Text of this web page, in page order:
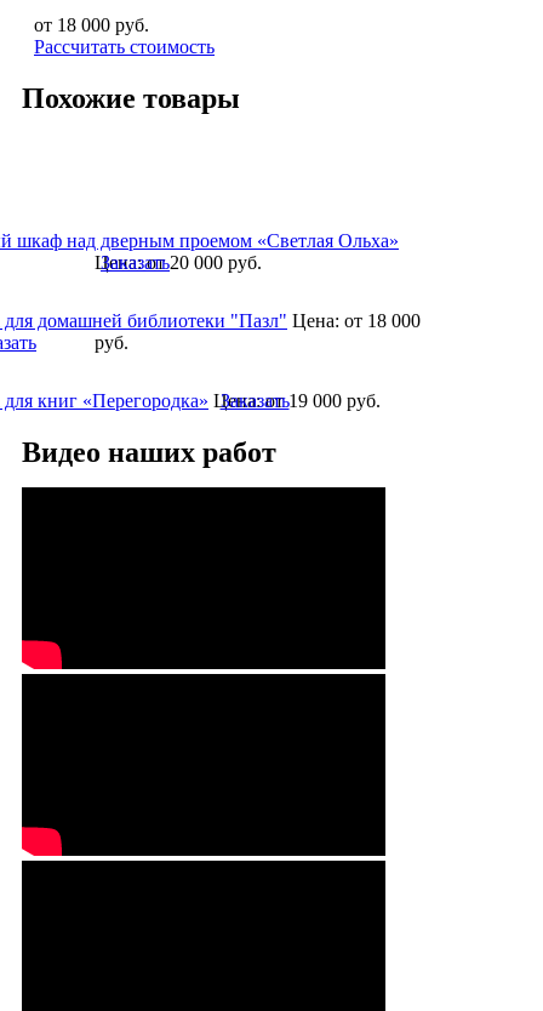
от 18 000 руб.
Рассчитать стоимость
Похожие товары
шкаф над дверным проемом «Светлая Ольха»
Цена:от 20 000руб.
Заказать
домашней библиотеки "Пазл" Цена: от 18 000
руб.
книг «Перегородка» Цена:от 19 000 руб.
Заказать
Видео наших работ